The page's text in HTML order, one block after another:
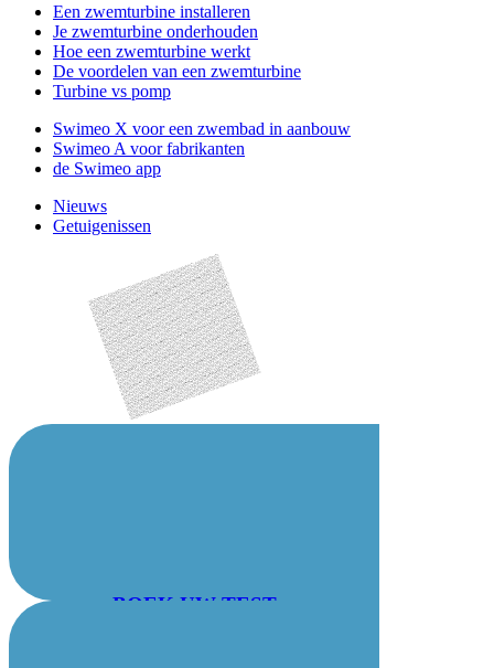
Een zwemturbine installeren
Je zwemturbine onderhouden
Hoe een zwemturbine werkt
De voordelen van een zwemturbine
Turbine vs pomp
Swimeo X voor een zwembad in aanbouw
Swimeo A voor fabrikanten
de Swimeo app
Nieuws
Getuigenissen
BOEK UW TEST